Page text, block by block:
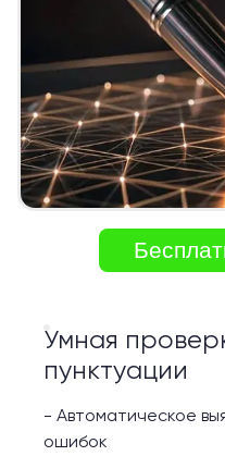
Умная
пунктуации
- Автоматическое
ошибок